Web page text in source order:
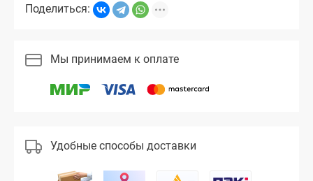
Поделиться:
Мы принимаем к оплате
Удобные способы доставки